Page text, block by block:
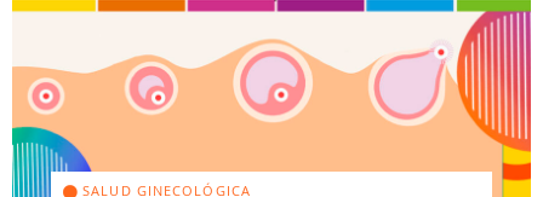
SALUD GINECOLÓGICA